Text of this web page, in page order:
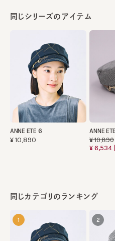
同じシリーズのアイテム
ANNE ETE 6
¥10,890
ANNE
¥10,890
¥6,534
同じカテゴリのランキング
1 2